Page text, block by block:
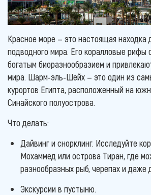
Красное море — это настоящая находка
подводного мира. Его коралловые рифы
богатым биоразнообразием и
мира. Шарм-эль-Шейх — это один из
курортов Египта, расположенный на
Синайского полуострова.
Что делать:
Дайвинг и снорклинг. Исследуйте
Мохаммед или острова Тиран, где
разнообразных рыб, черепах и даже
Экскурсии в пустыню.